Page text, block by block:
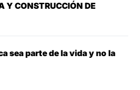
Y CONSTRUCCIÓN DE
sea parte de la vida y no la